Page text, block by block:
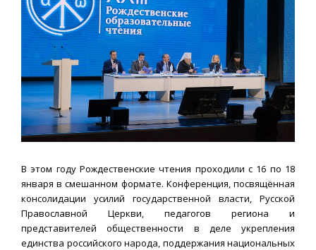
В этом году Рождественские чтения проходили с 16 по 18
января в смешанном формате. Конференция, посвящённая
консолидации усилий государственной власти, Русской
Православной Церкви, педагогов региона и
представителей общественности в деле укрепления
единства российского народа, поддержания национальных